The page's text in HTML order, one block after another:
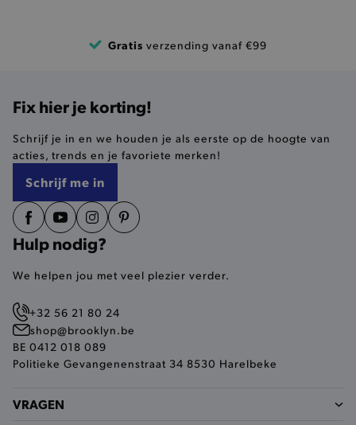
Gratis verzending vanaf €99
Fix hier je korting!
Schrijf je in en we houden je als eerste op de hoogte van
acties, trends en je favoriete merken!
Schrijf me in
Hulp nodig?
We helpen jou met veel plezier verder.
+32 56 21 80 24
shop@brooklyn.be
BE 0412 018 089
Politieke Gevangenenstraat 34 8530 Harelbeke
VRAGEN
product-added-modal
.brooklyn.be
pickupStoreVal
pickupAddress
product-out-of-stock-modal